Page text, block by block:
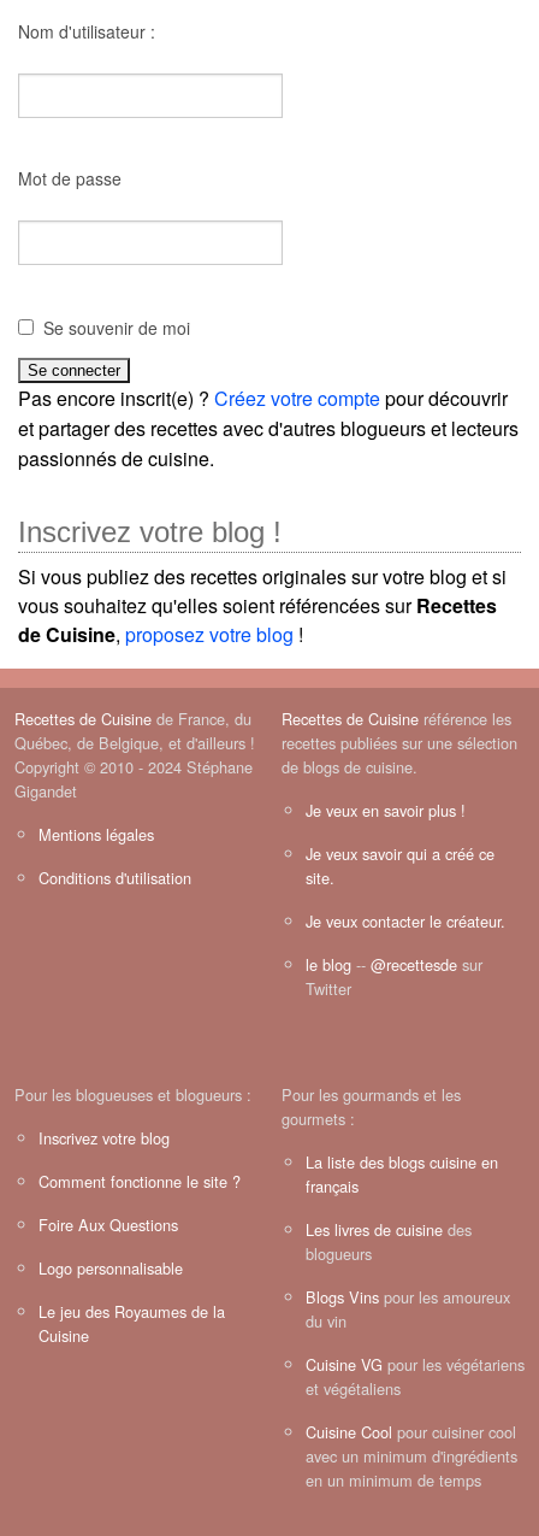
Nom d'utilisateur :
Mot de passe
Se souvenir de moi
Pas encore inscrit(e) ? Créez votre comptepour découvrir
et partager des recettes avec d'autres blogueurs et lecteurs
passionnés de cuisine.
Inscrivez votre blog !
Si vous publiez des recettes originales sur votre blog et si
vous souhaitez qu'elles soient référencées surRecettes
de Cuisine, proposez votre blog !
Recettes de Cuisine de France, du
Québec, de Belgique, et d'ailleurs !
Copyright © 2010 - 2024 Stéphane
Gigandet
Mentions légales
Conditions d'utilisation
Recettes de Cuisine référence les
recettes publiées sur une sélection
de blogs de cuisine.
Je veux en savoir plus !
Je veux savoir qui a créé ce
site.
Je veux contacter le créateur.
le blog -- @recettesde sur
Twitter
Pour les blogueuses et blogueurs :
Inscrivez votre blog
Comment fonctionne le site ?
Foire Aux Questions
Logo personnalisable
Le jeu des Royaumes de la
Cuisine
Pour les gourmands et les
gourmets :
La liste des blogs cuisine en
français
Les livres de cuisine des
blogueurs
Blogs Vins pour les amoureux
du vin
Cuisine VG pour les végétariens
et végétaliens
Cuisine Cool pour cuisiner cool
avec un minimum d'ingrédients
en un minimum de temps